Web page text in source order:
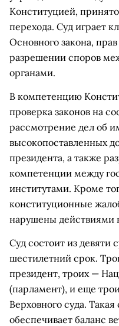
Конституцией,
перехода. Суд играет
Основного закона,
разрешении споров
органами.
В компетенцию
проверка законов на
рассмотрение дел об
высокопоставленных
президента, а также
компетенции между
институтами. Кроме
конституционные
нарушены действиями
Суд состоит из девяти
шестилетний срок.
президент, троих —
(парламент), и еще
Верховного суда.
обеспечивает баланс